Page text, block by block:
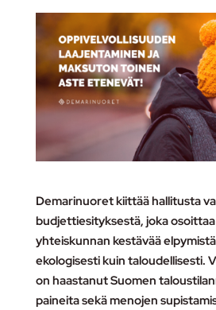
Demarinuoret kiittää hallitusta
budjettiesityksestä, joka
yhteiskunnan kestävää
ekologisesti kuin taloudellisesti.
on haastanut Suomen
paineita sekä menojen